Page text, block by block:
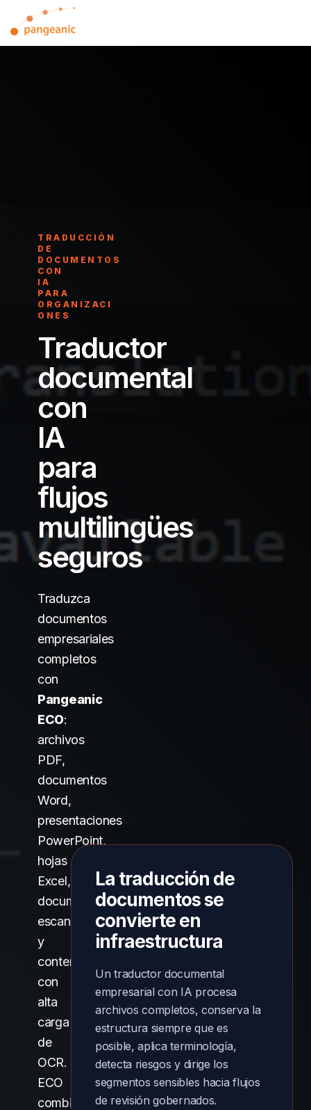
the
main
TRADUCCIÓN
DE
DOCUMENTOS
CON
IA
PARA
ORGANIZACI
ONES
Traductor
documental
con
IA
para
flujos
multilingües
seguros
Traduzca
documentos
empresariales
completos
con
Pangeanic
ECO:
archivos
PDF,
documentos
Word,
presentaciones
PowerPoint,
hojas
Excel,
documentos
escaneados
y
contenido
con
alta
carga
de
OCR.
ECO
combina
La traducción de
documentos se
convierte en
infraestructura
Un traductor documental
empresarial con IA procesa
archivos completos, conserva la
estructura siempre que es
posible, aplica terminología,
detecta riesgos y dirige los
segmentos sensibles hacia flujos
de revisión gobernados.